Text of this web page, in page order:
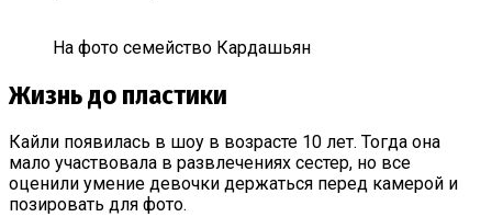
На фото семейство Кардашьян
Жизнь до пластики
Кайли появилась в шоу в возрасте 10 лет. Тогда она
мало участвовала в развлечениях сестер, но все
оценили умение девочки держаться перед камерой и
позировать для фото.